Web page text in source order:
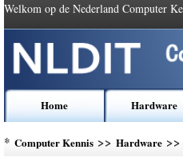
Welkom op de Nederland Computer
Home Hardware
* Computer Kennis >> Hardware >>